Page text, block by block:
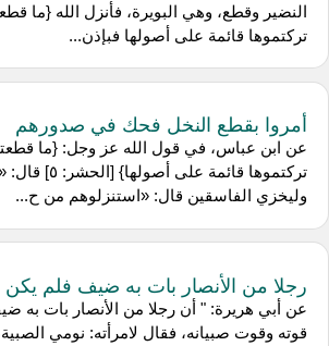
النضير وقطع، وهي البويرة، فأنزل الله {ما
تركتموها قائمة على أصولها فبإذن...
أمروا بقطع النخل فحك في صدورهم
عن ابن عباس، في قول الله عز وجل: {ما
تركتموها قائمة
وليخزي الفاسقين قال: «استنزلوهم من ح...
رجلا من الأنصار بات به ضيف فلم يكن
عن أبي هريرة: " أن رجلا من الأنصار بات به
قوته وقوت صبيانه، فقال لامرأته: نومي